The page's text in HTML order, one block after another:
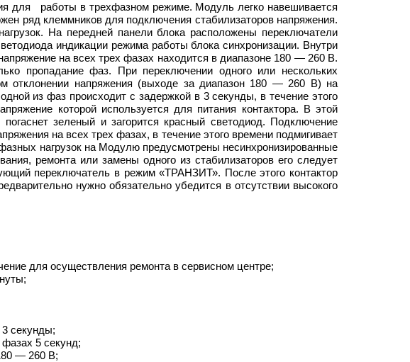
для работы в трехфазном режиме. Модуль легко навешивается
ряд клеммников для подключения стабилизаторов напряжения.
На передней панели блока расположены переключатели
индикации режима работы блока синхронизации. Внутри
на всех трех фазах находится в диапазоне 180 — 260 В.
пропадание фаз. При переключении одного или нескольких
отклонении напряжения (выходе за диапазон 180 — 260 В) на
из фаз происходит с задержкой в 3 секунды, в течение этого
которой используется для питания контактора. В этой
зеленый и загорится красный светодиод. Подключение
на всех трех фазах, в течение этого времени подмигивает
нагрузок на Модулю предусмотрены несинхронизированные
ремонта или замены одного из стабилизаторов его следует
переключатель в режим «ТРАНЗИТ». После этого контактор
нужно обязательно убедится в отсутствии высокого
для осуществления ремонта в сервисном центре;
секунды;
5 секунд;
— 260 В;